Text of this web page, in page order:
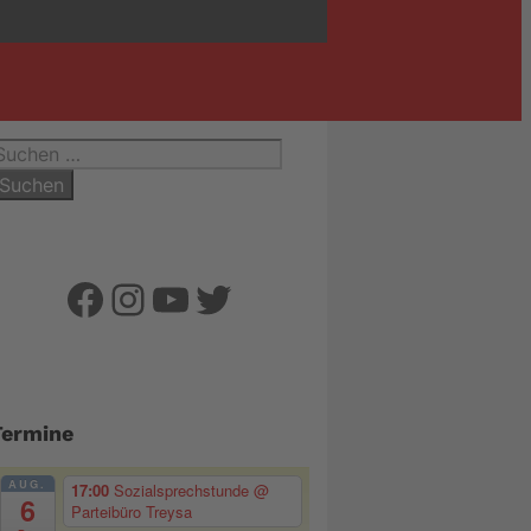
Facebook
Instagram
YouTube
Twitter
AUG.
6
17:00 Sozialsprechstunde @
Parteibüro Treysa